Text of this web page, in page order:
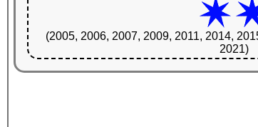
(2005, 2006, 2007, 2009, 2011, 2014,
2021)